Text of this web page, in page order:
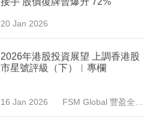
20 Jan 2026
2026年港股投資展望 上調香港股
市星號評級（下）︳專欄
16 Jan 2026
FSM Global 豐盈全球
（香港）